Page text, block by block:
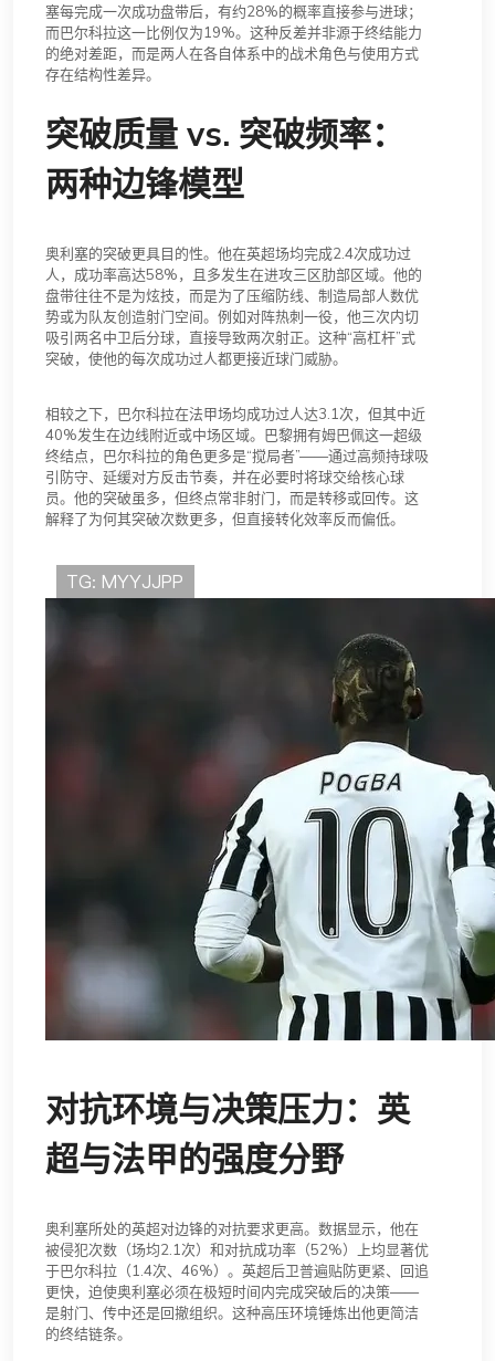
塞每完成一次成功盘带后，有约28%的概率直接参与进球；
而巴尔科拉这一比例仅为19%。这种反差并非源于终结能力
的绝对差距，而是两人在各自体系中的战术角色与使用方式
存在结构性差异。
突破质量 vs. 突破频率：
两种边锋模型
奥利塞的突破更具目的性。他在英超场均完成2.4次成功过
人，成功率高达58%，且多发生在进攻三区肋部区域。他的
盘带往往不是为炫技，而是为了压缩防线、制造局部人数优
势或为队友创造射门空间。例如对阵热刺一役，他三次内切
吸引两名中卫后分球，直接导致两次射正。这种“高杠杆”式
突破，使他的每次成功过人都更接近球门威胁。
相较之下，巴尔科拉在法甲场均成功过人达3.1次，但其中近
40%发生在边线附近或中场区域。巴黎拥有姆巴佩这一超级
终结点，巴尔科拉的角色更多是“搅局者”——通过高频持球吸
引防守、延缓对方反击节奏，并在必要时将球交给核心球
员。他的突破虽多，但终点常非射门，而是转移或回传。这
解释了为何其突破次数更多，但直接转化效率反而偏低。
对抗环境与决策压力：英
超与法甲的强度分野
奥利塞所处的英超对边锋的对抗要求更高。数据显示，他在
被侵犯次数（场均2.1次）和对抗成功率（52%）上均显著优
于巴尔科拉（1.4次、46%）。英超后卫普遍贴防更紧、回追
更快，迫使奥利塞必须在极短时间内完成突破后的决策——
是射门、传中还是回撤组织。这种高压环境锤炼出他更简洁
的终结链条。